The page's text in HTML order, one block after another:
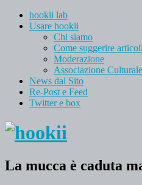
hookii lab
Usare hookii
Chi siamo
Come suggerire articoli
Moderazione
Associazione
News dal Sito
Re-Post e Feed
Twitter e box
La mucca è caduta